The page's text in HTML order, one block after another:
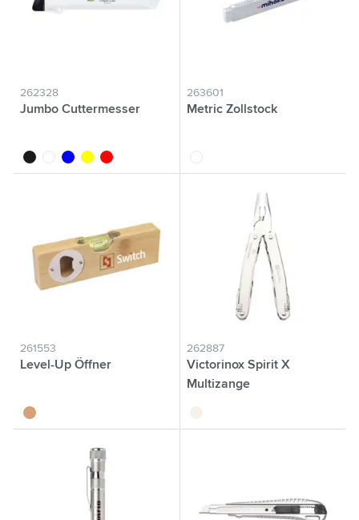
262328
Jumbo Cuttermesser
noir blancbleu jaunerouge
263601
Metric Zollstock
blanc
261553
Level-Up Öffner
brun bois
262887
Victorinox Spirit X
Multizange